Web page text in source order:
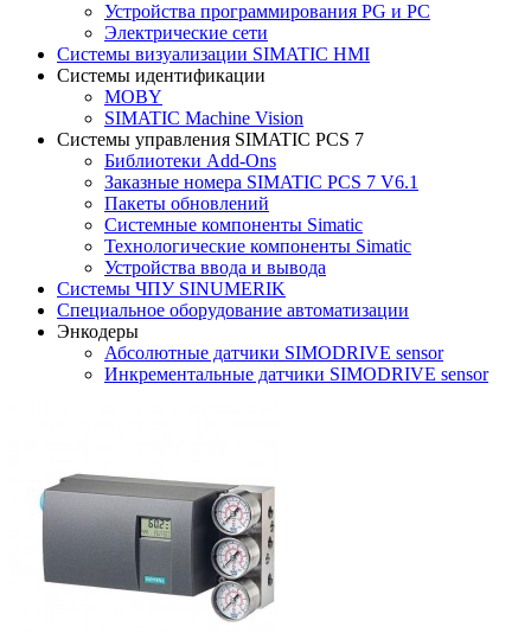
Устройства программирования PG и PC
Электрические сети
Системы визуализации SIMATIC HMI
Системы идентификации
MOBY
SIMATIC Machine Vision
Системы управления SIMATIC PCS 7
Библиотеки Add-Ons
Заказные номера SIMATIC PCS 7 V6.1
Пакеты обновлений
Системные компоненты Simatic
Технологические компоненты Simatic
Устройства ввода и вывода
Системы ЧПУ SINUMERIK
Специальное оборудование автоматизации
Энкодеры
Абсолютные датчики SIMODRIVE sensor
Инкрементальные датчики SIMODRIVE sensor